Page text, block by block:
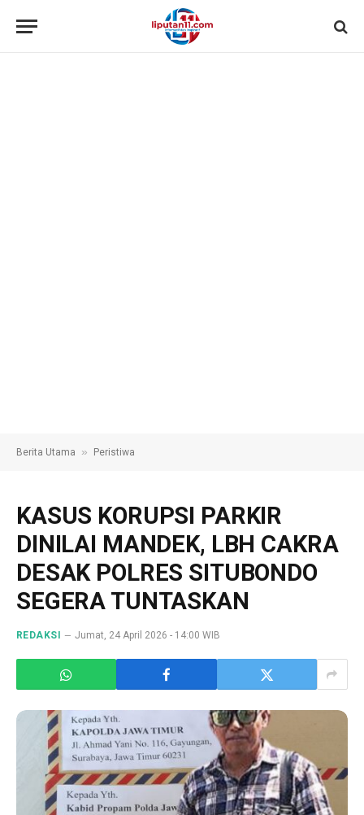
Berita Utama » Peristiwa
KASUS KORUPSI PARKIR
DINILAI MANDEK, LBH CAKRA
DESAK POLRES SITUBONDO
SEGERA TUNTASKAN
REDAKSI Jumat, 24 April 2026 - 14:00 WIB